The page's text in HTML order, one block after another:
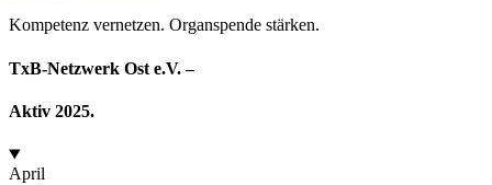
Kompetenz vernetzen. Organspende stärken.
TxB-Netzwerk Ost e.V. –
Aktiv 2025.
April